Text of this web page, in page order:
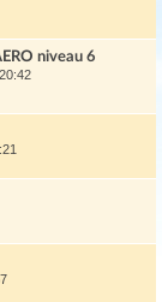
niveau 6